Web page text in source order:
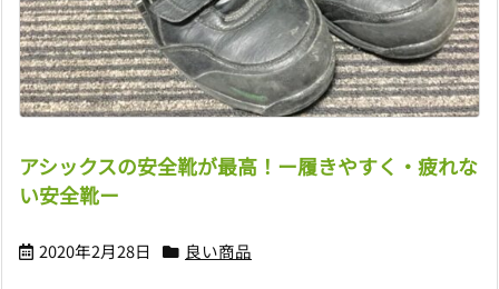
アシックスの安全靴が最高！ー履きやすく・疲れな
い安全靴ー
2020年2月28日 良い商品